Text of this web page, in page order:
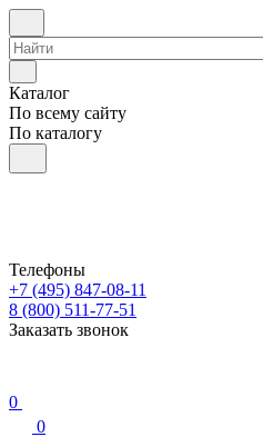
Каталог
По всему сайту
По каталогу
Телефоны
+7 (495) 847-08-11
8 (800) 511-77-51
Заказать звонок
0
0